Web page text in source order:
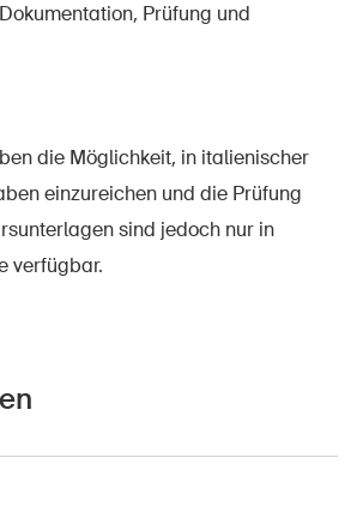
Prüfung und
die Möglichkeit, in italienischer
einzureichen und die Prüfung
sind jedoch nur in
verfügbar.